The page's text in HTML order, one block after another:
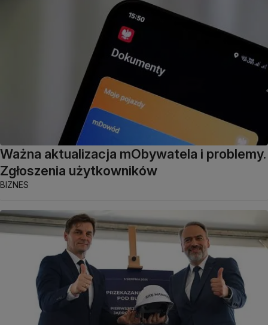
Ważna aktualizacja mObywatela i problemy.
Zgłoszenia użytkowników
BIZNES